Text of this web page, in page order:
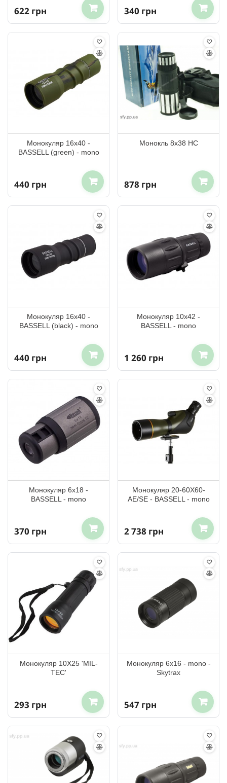
622 грн 340 грн
Монокуляр 16x40 -
BASSELL (green) - mono
440 грн
Монокль 8х38 HC
878 грн
Монокуляр 16x40 -
BASSELL (black) - mono
440 грн
Монокуляр 10x42 -
BASSELL - mono
1 260 грн
Монокуляр 6x18 -
BASSELL - mono
370 грн
Монокуляр 20-60X60-
AE/SE - BASSELL - mono
2 738 грн
Монокуляр 10Х25 'MIL-
TEC'
293 грн
Монокуляр 6x16 - mono -
Skytrax
547 грн